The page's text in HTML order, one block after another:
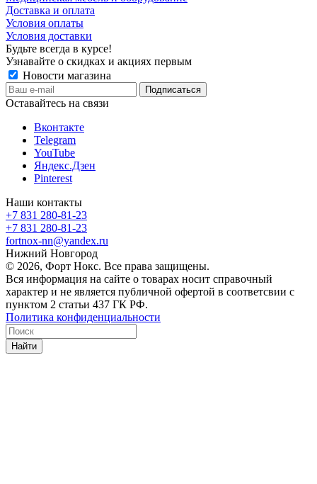
Доставка и оплата
Условия оплаты
Условия доставки
Будьте всегда в курсе!
Узнавайте о скидках и акциях первым
Новости магазина
Оставайтесь на связи
Вконтакте
Telegram
YouTube
Яндекс.Дзен
Pinterest
Наши контакты
+7 831 280-81-23
+7 831 280-81-23
fortnox-nn@yandex.ru
Нижний Новгород
© 2026, Форт Нокс. Все права защищены.
Вся информация на сайте о товарах носит справочный
характер и не является публичной офертой в соответсвии с
пунктом 2 статьи 437 ГК РФ.
Политика конфиденциальности
Найти